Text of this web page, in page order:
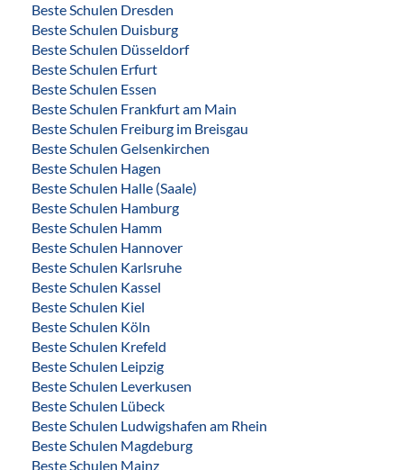
Beste Schulen Dresden
Beste Schulen Duisburg
Beste Schulen Düsseldorf
Beste Schulen Erfurt
Beste Schulen Essen
Beste Schulen Frankfurt am Main
Beste Schulen Freiburg im Breisgau
Beste Schulen Gelsenkirchen
Beste Schulen Hagen
Beste Schulen Halle (Saale)
Beste Schulen Hamburg
Beste Schulen Hamm
Beste Schulen Hannover
Beste Schulen Karlsruhe
Beste Schulen Kassel
Beste Schulen Kiel
Beste Schulen Köln
Beste Schulen Krefeld
Beste Schulen Leipzig
Beste Schulen Leverkusen
Beste Schulen Lübeck
Beste Schulen Ludwigshafen am Rhein
Beste Schulen Magdeburg
Beste Schulen Mainz